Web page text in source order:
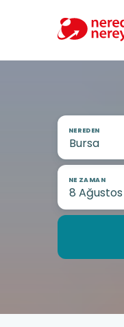
NEREDEN
NE ZAMAN